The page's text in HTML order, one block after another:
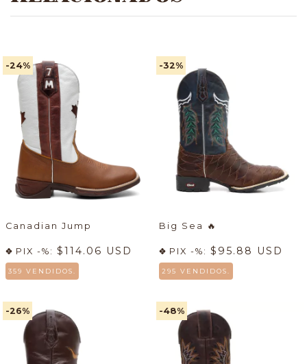
-24%
Canadian Jump
PIX -%: $114.06 USD
359 VENDIDOS.
-32%
Big Sea 🔥
PIX -%: $95.88 USD
295 VENDIDOS.
-26% -48%